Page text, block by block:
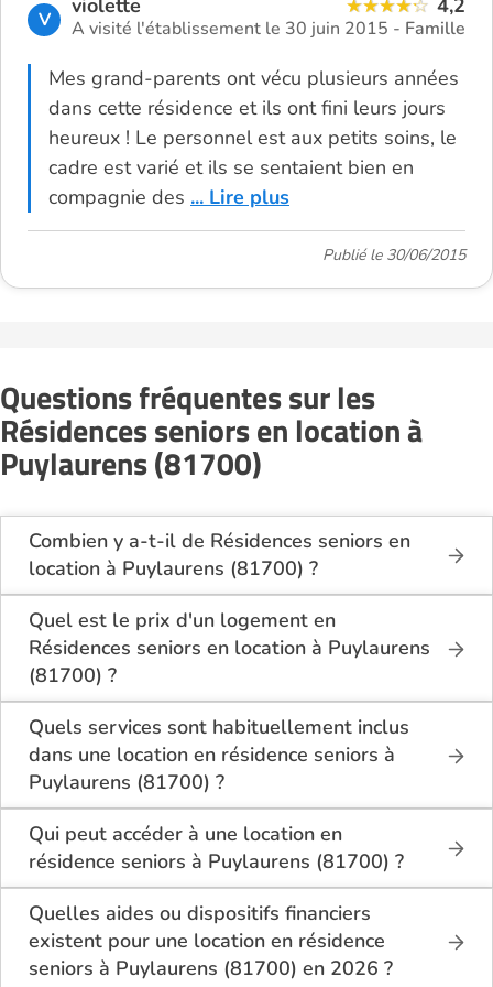
V
violette 4,2
A visité l'établissement le 30 juin 2015 - Famille
Mes grand-parents ont vécu plusieurs années
dans cette résidence et ils ont fini leurs jours
heureux ! Le personnel est aux petits soins, le
cadre est varié et ils se sentaient bien en
compagnie des ... Lire plus
Publié le 30/06/2015
Questions fréquentes sur les
Résidences seniors en location à
Puylaurens (81700)
Combien y a-t-il de Résidences seniors en
location à Puylaurens (81700) ?
Sur le site Logement-seniors.com, on recense
actuellement 1 Résidences seniors en location à
Puylaurens (81700).
Quel est le prix d'un logement en
Résidences seniors en location à Puylaurens
(81700) ?
Le tarif minimum d'un logement en Résidences
seniors en location à Puylaurens (81700) est de
590€ par mois.
Quels services sont habituellement inclus
dans une location en résidence seniors à
Puylaurens (81700) ?
En location à Puylaurens (81700), la résidence
seniors inclut généralement : l’entretien des espaces
communs, l’accès à des activités, la présence d’un
accueil / surveillance, la restauration ou service
repas optionnel. Certains services sont optionnels et
peuvent faire monter le tarif.
Qui peut accéder à une location en
résidence seniors à Puylaurens (81700) ?
La location en résidence seniors à Puylaurens
(81700) s’adresse aux personnes autonomes
souhaitant un logement adapté, sécurisé et
convivial. Il est conseillé d’avoir environ 60 ans ou
plus, bien que chaque résidence fixe ses conditions.
Quelles aides ou dispositifs financiers
existent pour une location en résidence
seniors à Puylaurens (81700) en 2026 ?